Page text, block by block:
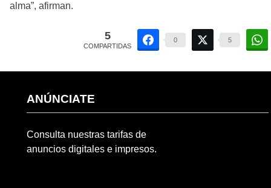
alma”, afirman.
5
COMPARTIDAS
0 5
ANÚNCIATE
Consulta nuestras tarifas de
anuncios digitales e impresos.